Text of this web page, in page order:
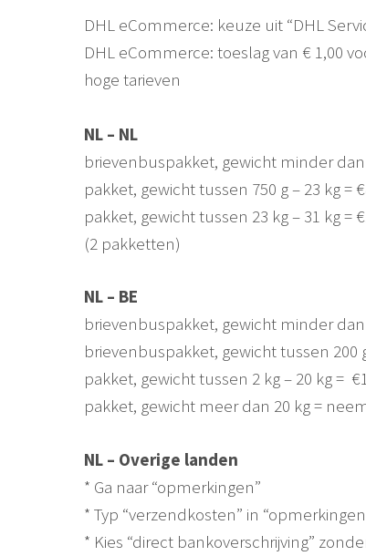
DHL eCommerce: keuze uit “DHL
DHL eCommerce: toeslag van € 1,00
hoge tarieven
NL – NL
brievenbuspakket, gewicht minder dan
pakket, gewicht tussen 750 g – 23 kg =
pakket, gewicht tussen 23 kg – 31 kg =
(2 pakketten)
NL – BE
brievenbuspakket, gewicht minder dan
brievenbuspakket, gewicht tussen 200
pakket, gewicht tussen 2 kg – 20 kg =
pakket, gewicht meer dan 20 kg =
NL – Overige landen
* Ga naar “opmerkingen”
* Typ “verzendkosten” in
* Kies “direct bankoverschrijving”